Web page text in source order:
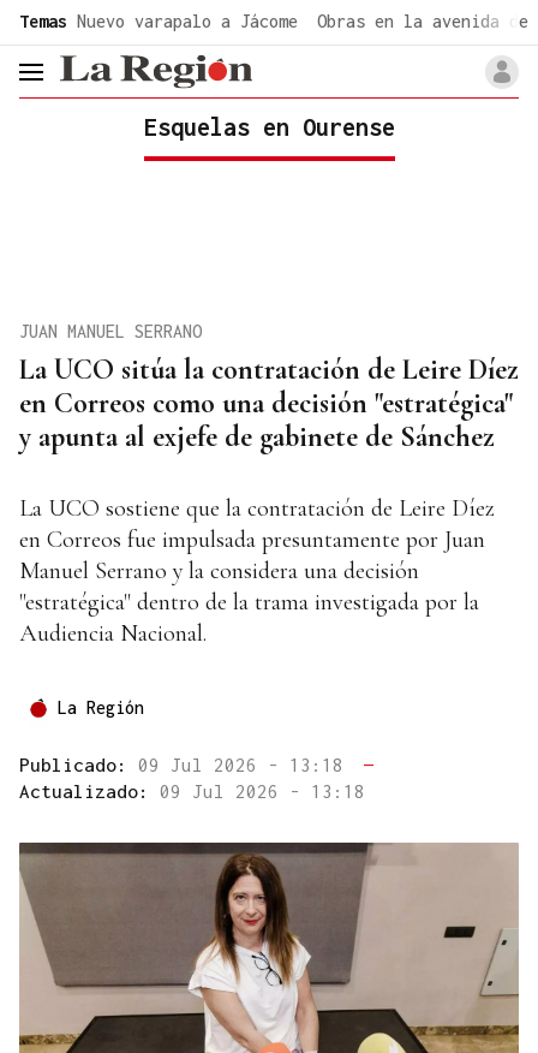
Temas Nuevo varapalo a Jácome Obras en la avenida de
header.menu.open
Esquelas en Ourense
La UCO sitúa la contratación de Leire Díez
en Correos como una decisión "estratégica"
y apunta al exjefe de gabinete de Sánchez
JUAN MANUEL SERRANO
La UCO sostiene que la contratación de Leire Díez
en Correos fue impulsada presuntamente por Juan
Manuel Serrano y la considera una decisión
"estratégica" dentro de la trama investigada por la
Audiencia Nacional.
La Región
Publicado: 09 Jul 2026 - 13:18
—
Actualizado: 09 Jul 2026 - 13:18